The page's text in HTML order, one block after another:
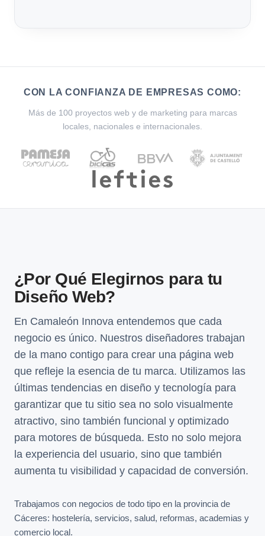
CON LA CONFIANZA DE EMPRESAS COMO:
Más de 100 proyectos web y de marketing para marcas
locales, nacionales e internacionales.
¿Por Qué Elegirnos para tu
Diseño Web?
En Camaleón Innova entendemos que cada
negocio es único. Nuestros diseñadores trabajan
de la mano contigo para crear una página web
que refleje la esencia de tu marca. Utilizamos las
últimas tendencias en diseño y tecnología para
garantizar que tu sitio sea no solo visualmente
atractivo, sino también funcional y optimizado
para motores de búsqueda. Esto no solo mejora
la experiencia del usuario, sino que también
aumenta tu visibilidad y capacidad de conversión.
Trabajamos con negocios de todo tipo en la provincia de
Cáceres: hostelería, servicios, salud, reformas, academias y
comercio local.